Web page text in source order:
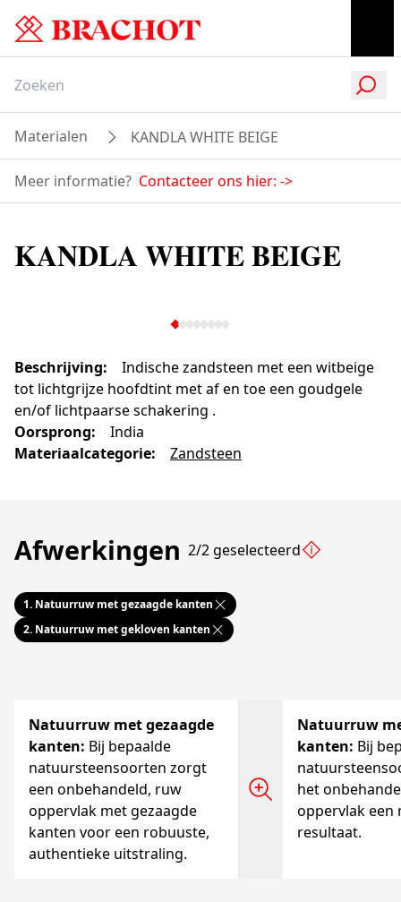
Materialen KANDLA WHITE BEIGE
Meer informatie? Contacteer ons hier: ->
KANDLA WHITE BEIGE
Beschrijving:
Indische zandsteen met een witbeige
tot lichtgrijze hoofdtint met af en toe een goudgele
en/of lichtpaarse schakering .
Oorsprong:
India
Materiaalcategorie: Zandsteen
Afwerkingen 2/2 geselecteerd
1. Natuurruw met gezaagde kanten
2. Natuurruw met gekloven kanten
Natuurruw met gezaagde
kanten: Bij bepaalde
natuursteensoorten zorgt
een onbehandeld, ruw
oppervlak met gezaagde
kanten voor een robuuste,
authentieke uitstraling.
Natuurruw
kanten: Bij
het
oppervlak een
resultaat.